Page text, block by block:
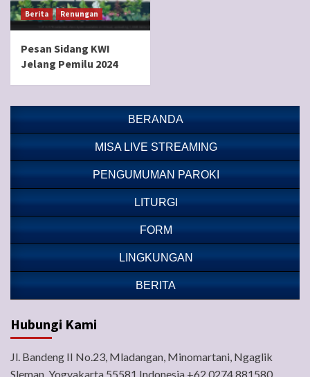
Berita Renungan
Pesan Sidang KWI
Jelang Pemilu 2024
BERANDA
MISA LIVE STREAMING
PENGUMUMAN PAROKI
LITURGI
FORM
LINGKUNGAN
BERITA
Hubungi Kami
Jl. Bandeng II No.23, Mladangan, Minomartani, Ngaglik
Sleman, Yogyakarta 55581 Indonesia +62 0274 881580